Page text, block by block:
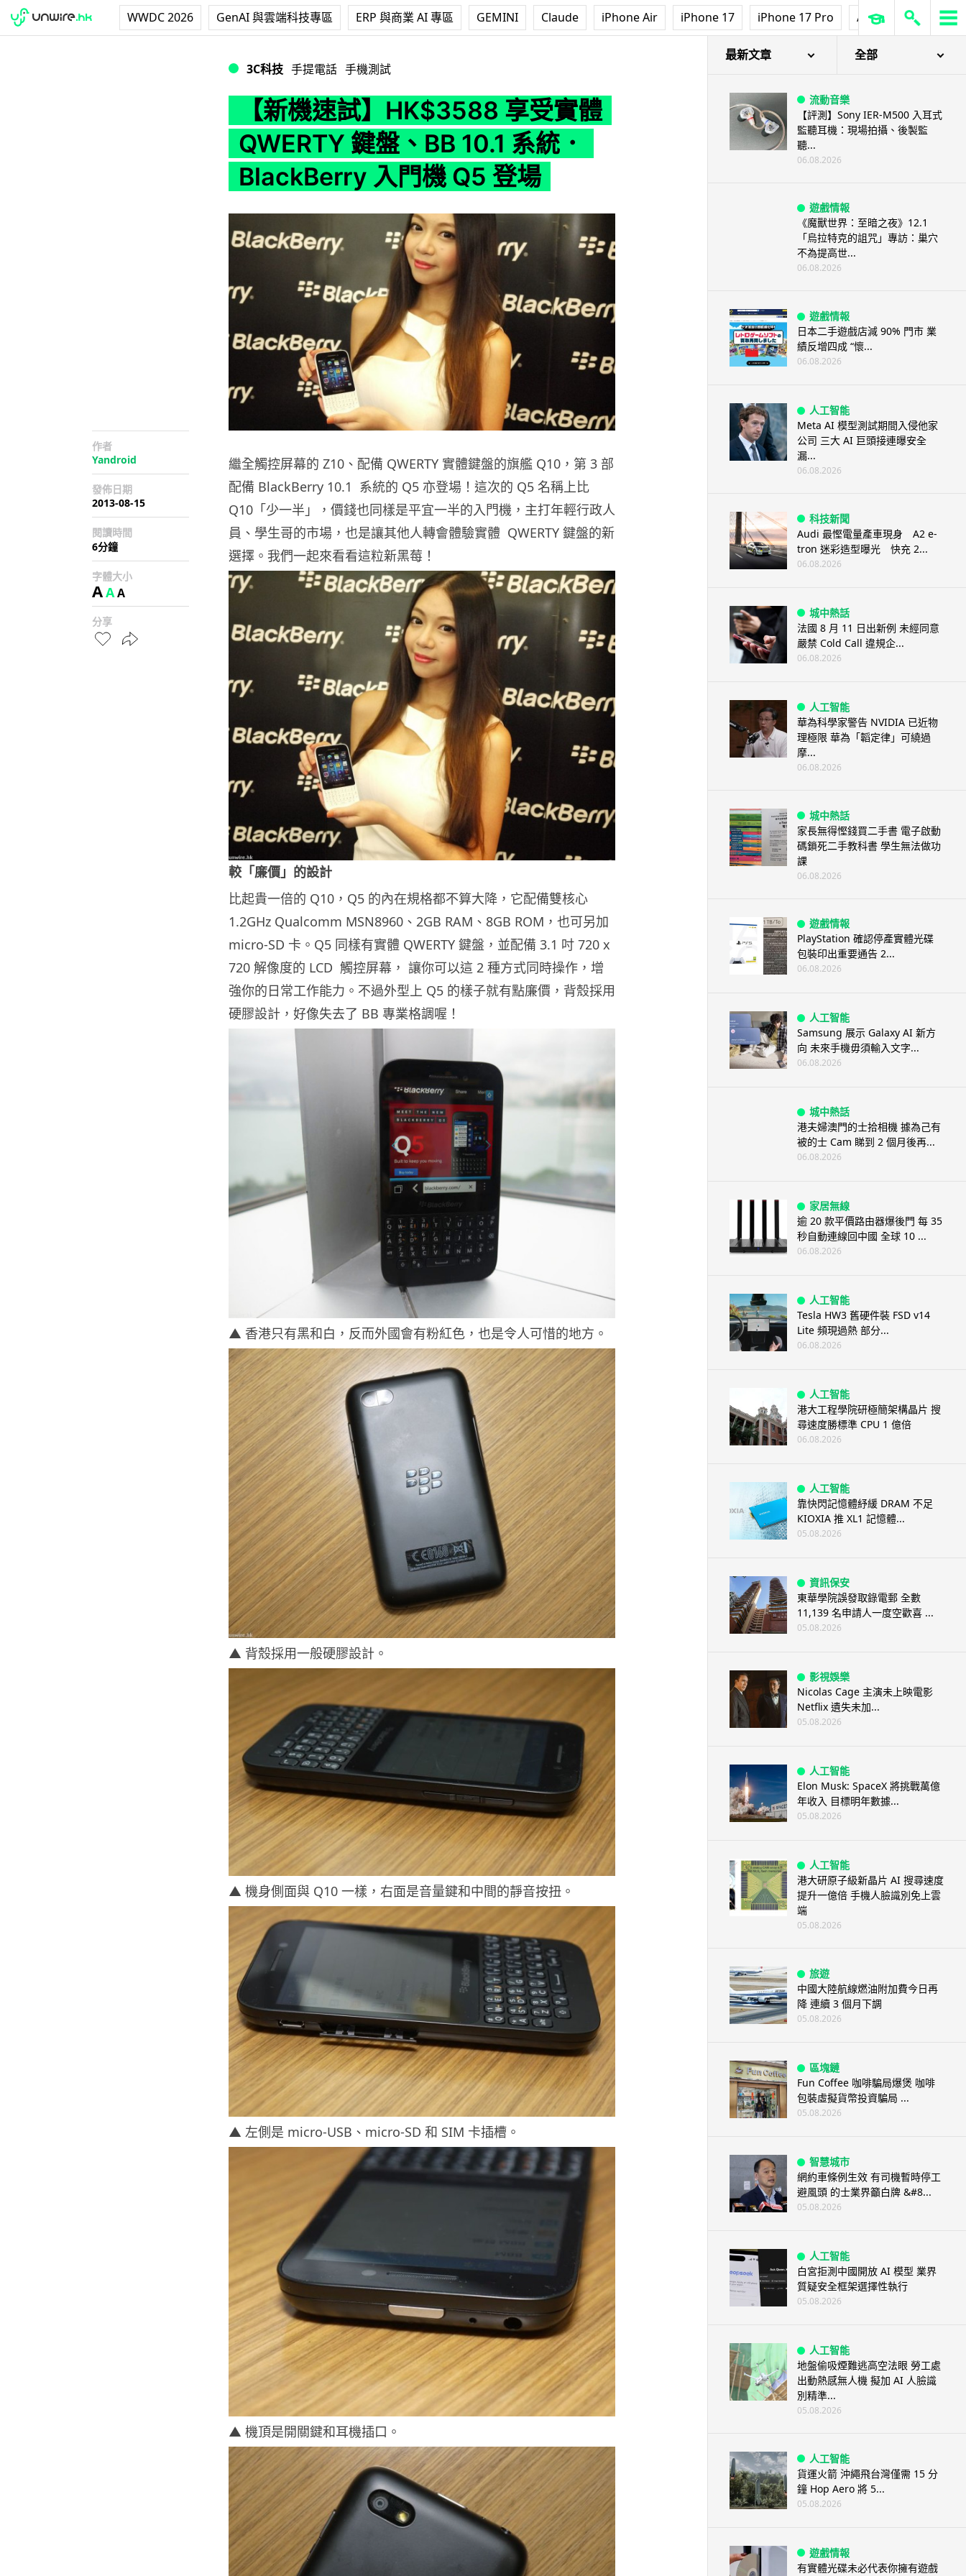
WWDC 2026 GenAI 與雲端科技專區 ERP 與商業 AI 專區 GEMINI Claude iPhone Air iPhone 17 iPhone 17 Pro AirPods Pro 3
3C科技 手提電話 手機測試
【新機速試】HK$3588 享受實體
QWERTY 鍵盤、BB 10.1 系統．
BlackBerry 入門機 Q5 登場
作者
Yandroid
發佈日期
2013-08-15
閱讀時間
6分鐘
字體大小
AAA
分享
繼全觸控屏幕的 Z10、配備 QWERTY 實體鍵盤的旗艦 Q10，第 3 部
配備 BlackBerry 10.1 系統的 Q5 亦登場！這次的 Q5 名稱上比
Q10「少一半」，價錢也同樣是平宜一半的入門機，主打年輕行政人
員、學生哥的市場，也是讓其他人轉會體驗實體 QWERTY 鍵盤的新
選擇。我們一起來看看這粒新黑莓！
較「廉價」的設計
比起貴一倍的 Q10，Q5 的內在規格都不算大降，它配備雙核心
1.2GHz Qualcomm MSN8960、2GB RAM、8GB ROM，也可另加
micro-SD 卡。Q5 同樣有實體 QWERTY 鍵盤，並配備 3.1 吋 720 x
720 解像度的 LCD 觸控屏幕， 讓你可以這 2 種方式同時操作，增
強你的日常工作能力。不過外型上 Q5 的樣子就有點廉價，背殼採用
硬膠設計，好像失去了 BB 專業格調喔！
▲ 香港只有黑和白，反而外國會有粉紅色，也是令人可惜的地方。
▲ 背殼採用一般硬膠設計。
▲ 機身側面與 Q10 一樣，右面是音量鍵和中間的靜音按扭。
▲ 左側是 micro-USB、micro-SD 和 SIM 卡插槽。
▲ 機頂是開關鍵和耳機插口。
最新文章 全部
流動音樂
【評測】Sony IER-M500 入耳式
監聽耳機：現場拍攝、後製監
聽...
06.08.2026
遊戲情報
《魔獸世界：至暗之夜》12.1
「烏拉特克的詛咒」專訪：巢穴
不為提高世...
06.08.2026
遊戲情報
日本二手遊戲店減 90% 門市 業
績反增四成 “懷...
06.08.2026
人工智能
Meta AI 模型測試期間入侵他家
公司 三大 AI 巨頭接連曝安全
漏...
06.08.2026
科技新聞
Audi 最慳電量產車現身 A2 e-
tron 迷彩造型曝光 快充 2...
06.08.2026
城中熱話
法國 8 月 11 日出新例 未經同意
嚴禁 Cold Call 違規企...
06.08.2026
人工智能
華為科學家警告 NVIDIA 已近物
理極限 華為「韜定律」可繞過
摩...
06.08.2026
城中熱話
家長無得慳錢買二手書 電子啟動
碼鎖死二手教科書 學生無法做功
課
06.08.2026
遊戲情報
PlayStation 確認停產實體光碟
包裝印出重要通告 2...
06.08.2026
人工智能
Samsung 展示 Galaxy AI 新方
向 未來手機毋須輸入文字...
06.08.2026
城中熱話
港夫婦澳門的士拾相機 據為己有
被的士 Cam 睇到 2 個月後再...
06.08.2026
家居無線
逾 20 款平價路由器爆後門 每 35
秒自動連線回中國 全球 10 ...
06.08.2026
人工智能
Tesla HW3 舊硬件裝 FSD v14
Lite 頻現過熱 部分...
06.08.2026
人工智能
港大工程學院研極簡架構晶片 搜
尋速度勝標準 CPU 1 億倍
06.08.2026
人工智能
靠快閃記憶體紓緩 DRAM 不足
KIOXIA 推 XL1 記憶體...
05.08.2026
資訊保安
東華學院誤發取錄電郵 全數
11,139 名申請人一度空歡喜 ...
05.08.2026
影視娛樂
Nicolas Cage 主演未上映電影
Netflix 遺失未加...
05.08.2026
人工智能
Elon Musk: SpaceX 將挑戰萬億
年收入 目標明年數據...
05.08.2026
人工智能
港大研原子級新晶片 AI 搜尋速度
提升一億倍 手機人臉識別免上雲
端
05.08.2026
旅遊
中國大陸航線燃油附加費今日再
降 連續 3 個月下調
05.08.2026
區塊鏈
Fun Coffee 咖啡騙局爆煲 咖啡
包裝虛擬貨幣投資騙局 ...
05.08.2026
智慧城市
網約車條例生效 有司機暫時停工
避風頭 的士業界籲白牌 &#8...
05.08.2026
人工智能
白宮拒測中國開放 AI 模型 業界
質疑安全框架選擇性執行
05.08.2026
人工智能
地盤偷吸煙難逃高空法眼 勞工處
出動熱感無人機 擬加 AI 人臉識
別精準...
05.08.2026
人工智能
貨運火箭 沖繩飛台灣僅需 15 分
鐘 Hop Aero 將 5...
05.08.2026
遊戲情報
有實體光碟未必代表你擁有遊戲